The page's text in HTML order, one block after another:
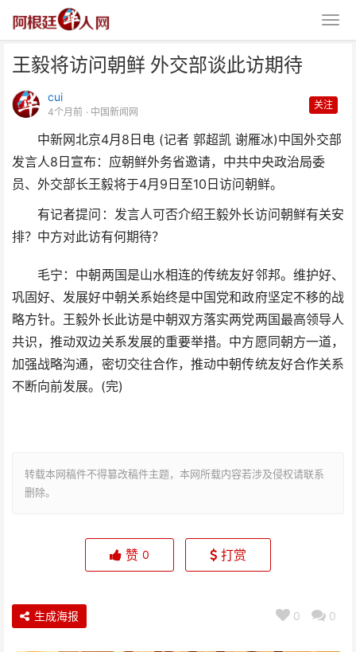
王毅将访问朝鲜 外交部谈此访期待
cui
4个月前 · 中国新闻网
关注
中新网北京4月8日电 (记者 郭超凯 谢雁冰)中国外交部
发言人8日宣布：应朝鲜外务省邀请，中共中央政治局委
员、外交部长王毅将于4月9日至10日访问朝鲜。
有记者提问：发言人可否介绍王毅外长访问朝鲜有关安
排？中方对此访有何期待？
毛宁：中朝两国是山水相连的传统友好邻邦。维护好、
巩固好、发展好中朝关系始终是中国党和政府坚定不移的战
略方针。王毅外长此访是中朝双方落实两党两国最高领导人
共识，推动双边关系发展的重要举措。中方愿同朝方一道，
加强战略沟通，密切交往合作，推动中朝传统友好合作关系
不断向前发展。(完)
转载本网稿件不得篡改稿件主题，本网所载内容若涉及侵权请联系
删除。
王毅将访问朝鲜 外交部谈此访期
赞 0 打赏
0 0
生成海报